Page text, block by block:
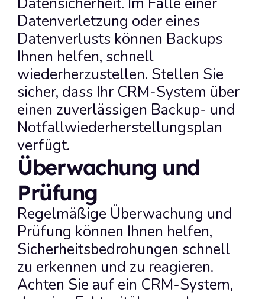
Datenverletzung oder eines
Datenverlusts können Backups
Ihnen helfen, schnell
wiederherzustellen. Stellen Sie
sicher, dass Ihr CRM-System über
einen zuverlässigen Backup- und
Notfallwiederherstellungsplan
verfügt.
Überwachung und
Prüfung
Regelmäßige Überwachung und
Prüfung können Ihnen helfen,
Sicherheitsbedrohungen schnell
zu erkennen und zu reagieren.
Achten Sie auf ein CRM-System,